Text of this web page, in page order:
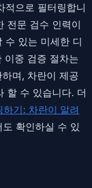
적으로 필터링합니
전문 검수 인력이
수 있는 미세한 디
이중 검증 절차는
며, 차란이 제공
할 수 있습니다. 더
기: 차란이 알려
도 확인하실 수 있